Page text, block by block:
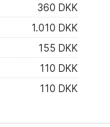
360 DKK
1.010 DKK
155 DKK
110 DKK
110 DKK